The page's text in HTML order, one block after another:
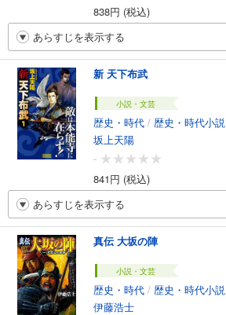
838円 (税込)
あらすじを表示する
新 天下布武
小説・文芸
歴史・時代 / 歴史・時代小説
坂上天陽
-
841円 (税込)
あらすじを表示する
真伝 大坂の陣
小説・文芸
歴史・時代 / 歴史・時代小説
伊藤浩士